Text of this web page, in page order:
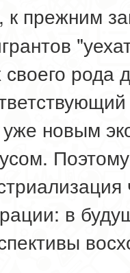
прежним
рода
новым
в